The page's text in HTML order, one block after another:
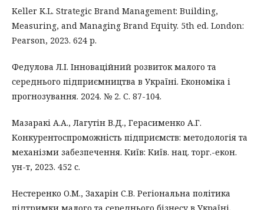
Keller K.L. Strategic Brand Management: Building,
Measuring, and Managing Brand Equity. 5th ed. London:
Pearson, 2023. 624 p.
Федулова Л.І. Інноваційний розвиток малого та
середнього підприємництва в Україні. Економіка і
прогнозування. 2024. № 2. С. 87-104.
Мазаракі А.А., Лагутін В.Д., Герасименко А.Г.
Конкурентоспроможність підприємств: методологія та
механізми забезпечення. Київ: Київ. нац. торг.-екон.
ун-т, 2023. 452 с.
Нестеренко О.М., Захарін С.В. Регіональна політика
підтримки малого та середнього бізнесу в Україні.